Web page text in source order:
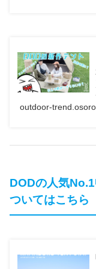
outdoor-
DODの人気
ついてはこちら